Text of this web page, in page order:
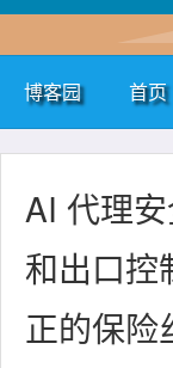
博客园 首页
AI 代理
和出口控
正的保险